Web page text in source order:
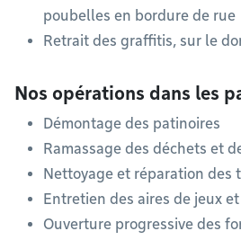
poubelles en bordure de rue
Retrait des graffitis, sur le
Nos opérations dans les
Démontage des patinoires
Ramassage des déchets et
Nettoyage et réparation des
Entretien des aires de jeux
Ouverture progressive des